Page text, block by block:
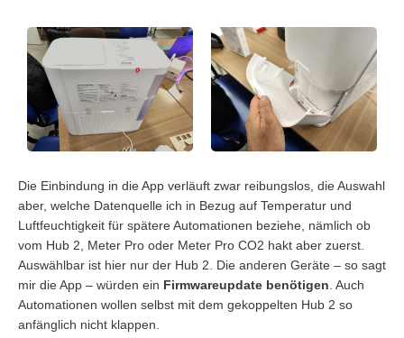
Die Einbindung in die App verläuft zwar reibungslos, die Auswahl
aber, welche Datenquelle ich in Bezug auf Temperatur und
Luftfeuchtigkeit für spätere Automationen beziehe, nämlich ob
vom Hub 2, Meter Pro oder Meter Pro CO2 hakt aber zuerst.
Auswählbar ist hier nur der Hub 2. Die anderen Geräte – so sagt
mir die App – würden ein Firmwareupdate benötigen . Auch
Automationen wollen selbst mit dem gekoppelten Hub 2 so
anfänglich nicht klappen.